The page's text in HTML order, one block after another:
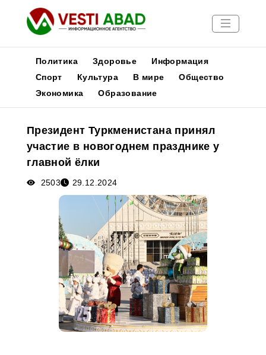
Новости
Медиа
Афиша
Политика Здоровье
Информация
Спорт
Культура В мире
Общество
Экономика
Образование
Президент Туркменистана принял
участие в новогоднем празднике у
главной ёлки
2503 29.12.2024